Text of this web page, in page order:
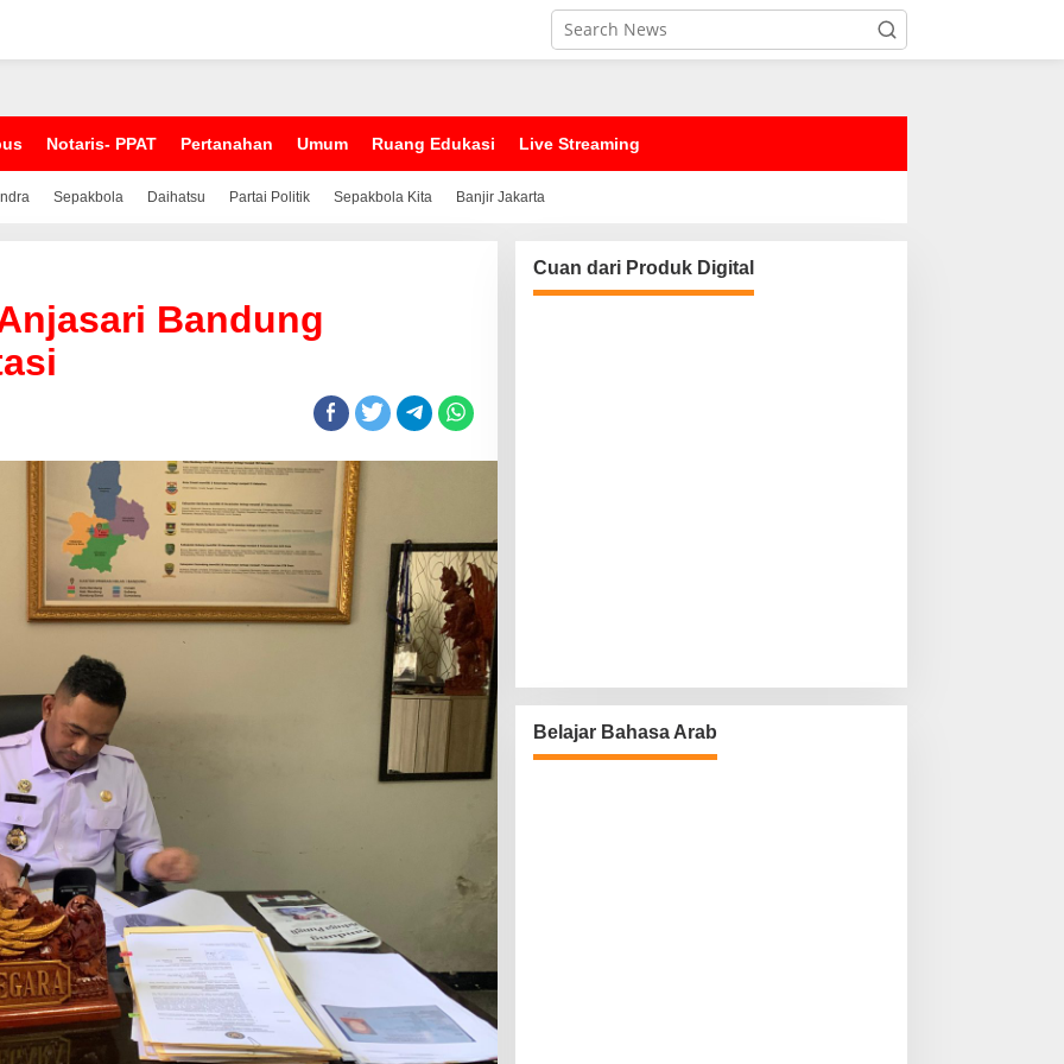
Notaris- PPAT Pertanahan Umum Ruang Edukasi Live Streaming
Sepakbola Daihatsu Partai Politik Sepakbola Kita Banjir Jakarta
Bandung
Cuan dari Produk Digital
Belajar Bahasa Arab